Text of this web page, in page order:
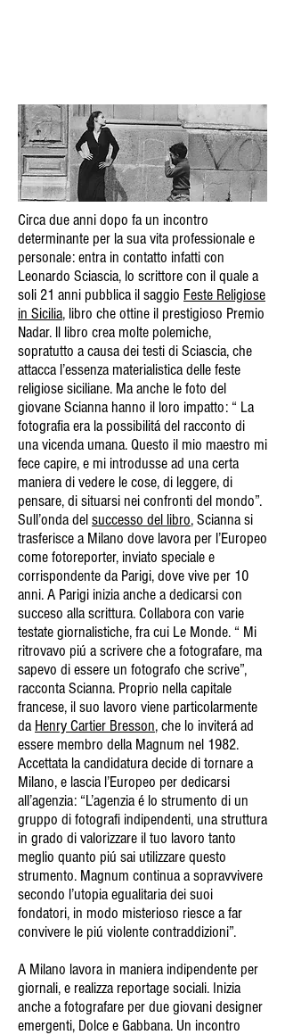
Circa due anni dopo fa un incontro
determinante per la sua vita professionale e
personale: entra in contatto infatti con
Leonardo Sciascia, lo scrittore con il quale a
soli 21 anni pubblica il saggio Feste Religiose
in Sicilia, libro che ottine il prestigioso Premio
Nadar. ll libro crea molte polemiche,
sopratutto a causa dei testi di Sciascia, che
attacca l’essenza materialistica delle feste
religiose siciliane. Ma anche le foto del
giovane Scianna hanno il loro impatto: “ La
fotografia era la possibilitá del racconto di
una vicenda umana. Questo il mio maestro mi
fece capire, e mi introdusse ad una certa
maniera di vedere le cose, di leggere, di
pensare, di situarsi nei confronti del mondo”.
Sull’onda delsuccesso del libro, Scianna si
trasferisce a Milano dove lavora per l’Europeo
come fotoreporter, inviato speciale e
corrispondente da Parigi, dove vive per 10
anni. A Parigi inizia anche a dedicarsi con
succeso alla scrittura. Collabora con varie
testate giornalistiche, fra cui Le Monde. “ Mi
ritrovavo piú a scrivere che a fotografare, ma
sapevo di essere un fotografo che scrive”,
racconta Scianna. Proprio nella capitale
francese, il suo lavoro viene particolarmente
da Henry Cartier Bresson, che lo inviterá ad
essere membro della Magnum nel 1982.
Accettata la candidatura decide di tornare a
Milano, e lascia l’Europeo per dedicarsi
all’agenzia: “L’agenzia é lo strumento di un
gruppo di fotografi indipendenti, una struttura
in grado di valorizzare il tuo lavoro tanto
meglio quanto piú sai utilizzare questo
strumento. Magnum continua a sopravvivere
secondo l’utopia egualitaria dei suoi
fondatori, in modo misterioso riesce a far
convivere le piú violente contraddizioni”.
A Milano lavora in maniera indipendente per
giornali, e realizza reportage sociali. Inizia
anche a fotografare per due giovani designer
emergenti, Dolce e Gabbana. Un incontro